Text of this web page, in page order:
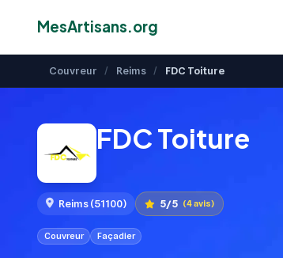
MesArtisans.org
Couvreur / Reims / FDC Toiture
FDC Toiture
Reims (51100) 5/5 (4 avis)
Couvreur Façadier